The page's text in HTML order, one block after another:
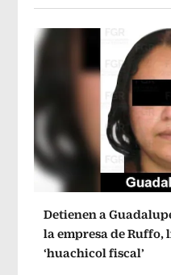
Detienen a
la empresa de Ruffo,
‘huachicol fiscal’